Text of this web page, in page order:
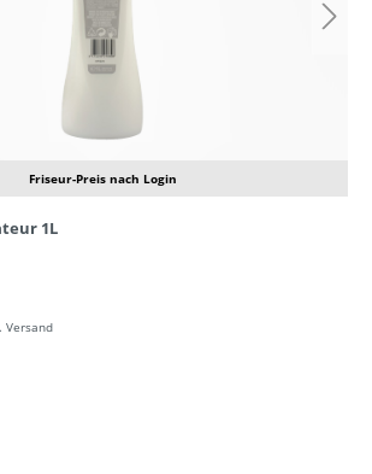
Friseur-Preis nach Login
1L
Versand